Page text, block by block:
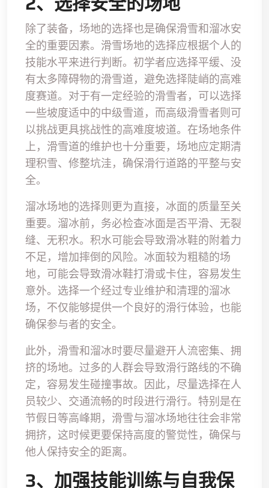
除了装备，场地的选择也是确保滑雪和溜冰安
全的重要因素。滑雪场地的选择应根据个人的
技能水平来进行判断。初学者应选择平缓、没
有太多障碍物的滑雪道，避免选择陡峭的高难
度赛道。对于有一定经验的滑雪者，可以选择
一些坡度适中的中级雪道，而高级滑雪者则可
以挑战更具挑战性的高难度坡道。在场地条件
上，滑雪道的维护也十分重要，场地应定期清
理积雪、修整坑洼，确保滑行道路的平整与安
全。
溜冰场地的选择则更为直接，冰面的质量至关
重要。溜冰前，务必检查冰面是否平滑、无裂
缝、无积水。积水可能会导致滑冰鞋的附着力
不足，增加摔倒的风险。冰面较为粗糙的场
地，可能会导致滑冰鞋打滑或卡住，容易发生
意外。选择一个经过专业维护和清理的溜冰
场，不仅能够提供一个良好的滑行体验，也能
确保参与者的安全。
此外，滑雪和溜冰时要尽量避开人流密集、拥
挤的场地。过多的人群会导致滑行路线的不确
定，容易发生碰撞事故。因此，尽量选择在人
员较少、交通流畅的时段进行滑行。特别是在
节假日等高峰期，滑雪与溜冰场地往往会非常
拥挤，这时候更要保持高度的警觉性，确保与
他人保持安全的距离。
3、加强技能训练与自我保